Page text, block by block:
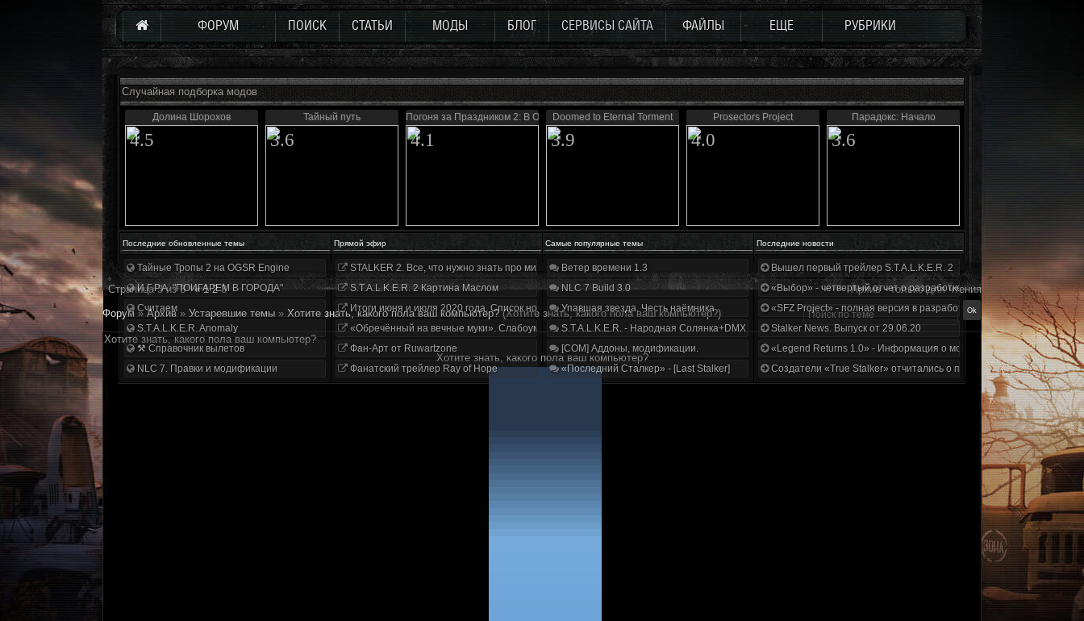
ФОРУМ ПОИСК СТАТЬИ МОДЫ БЛОГ СЕРВИСЫ САЙТА ФАЙЛЫ ЕЩЕ РУБРИКИ
Случайная подборка модов
Долина Шорохов
4.5
Тайный путь
3.6
Погоня за Праздником 2: В Ожидании Чуда...
4.1
Doomed to Eternal Torment
3.9
Prosectors Project
4.0
Парадокс: Начало
3.6
Последние обновленные темы Прямой эфир Самые популярные темы Последние новости
Тайные Тропы 2 на OGSR Engine
И.Г.Р.А. "ПОИГАРЕМ В ГОРОДА"
Считаем
S.T.A.L.K.E.R. Anomaly
⚒ Справочник вылетов
NLC 7. Правки и модификации
STALKER 2. Все, что нужно знать про мир, геймплей и сюжет | Разбор трейлера
S.T.A.L.K.E.R. 2 Картина Маслом
Итоги июня и июля 2020 года. Список нововведений
«Обречённый на вечные муки». Слабоумие и отвага
Фан-Арт от Ruwartzone
Фанатский трейлер Ray of Hope
Ветер времени 1.3
NLC 7 Build 3.0
Упавшая звезда. Честь наёмника
S.T.A.L.K.E.R. - Народная Солянка+DMX 1.3.5.ООП.МА.К.
[COM] Аддоны, модификации.
«Последний Сталкер» - [Last Stalker]
Вышел первый трейлер S.T.A.L.K.E.R. 2
«Выбор» - четвертый отчет о разработке!
«SFZ Project» - полная версия в разработке!
Stalker News. Выпуск от 29.06.20
«Legend Returns 1.0» - Информация о моде за июнь 2020
Создатели «True Stalker» отчитались о проделанной работе
Страница3из3 « 1 2 3
Архив - только для чтения
Форум » Архив » Устаревшие темы » Хотите знать, какого пола ваш компьютер? (Хотите знать, какого пола ваш компьютер?)
Хотите знать, какого пола ваш компьютер?
Хотите знать, какого пола ваш компьютер?